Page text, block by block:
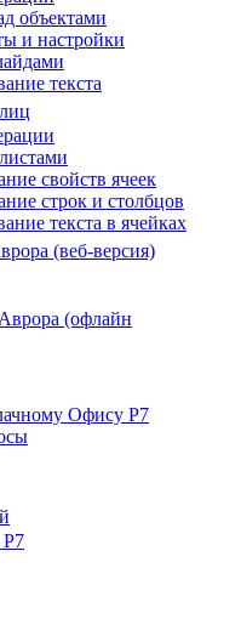
объектами
и настройки
текста
свойств ячеек
строк и столбцов
текста в ячейках
(веб-версия)
(офлайн
Офису Р7
Р7